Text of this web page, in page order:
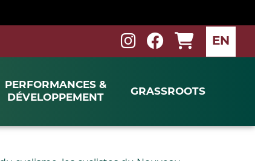
EN
PERFORMANCES &
DÉVELOPPEMENT
GRASSROOTS